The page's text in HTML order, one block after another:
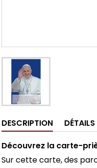
DESCRIPTION
Découvrez la carte-
Sur cette carte, des